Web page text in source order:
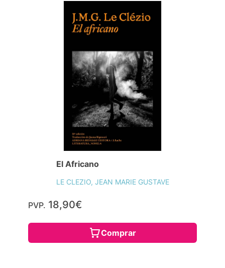
El Africano
LE CLEZIO, JEAN MARIE GUSTAVE
PVP. 18,90€
Comprar